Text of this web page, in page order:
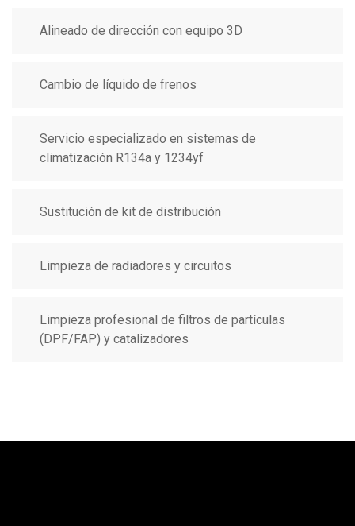
Alineado de dirección con equipo 3D
Cambio de líquido de frenos
Servicio especializado en sistemas de
climatización R134a y 1234yf
Sustitución de kit de distribución
Limpieza de radiadores y circuitos
Limpieza profesional de filtros de partículas
(DPF/FAP) y catalizadores